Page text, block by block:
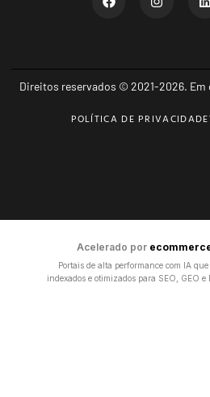
Direitos reservados © 2021-2026. Em
POLÍTICA DE PRIVACIDADE
Acelerado por
Portais de alta performance com IA
indexados e otimizados para SEO, GEO e